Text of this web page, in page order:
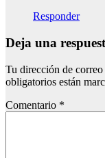
Responder
Deja una
Tu dirección de
obligatorios están
Comentario *